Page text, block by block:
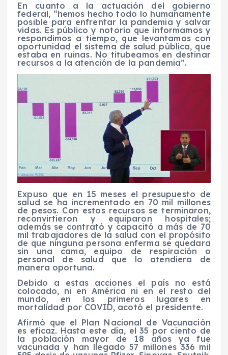
En cuanto a la actuación del gobierno
federal, “hemos hecho todo lo humanamente
posible para enfrentar la pandemia y salvar
vidas. Es público y notorio que informamos y
respondimos a tiempo, que levantamos con
oportunidad el sistema de salud pública, que
estaba en ruinas. No titubeamos en destinar
recursos a la atención de la pandemia”.
Expuso que en 15 meses el presupuesto de
salud se ha incrementado en 70 mil millones
de pesos. Con estos recursos se terminaron,
reconvirtieron y equiparon hospitales;
además se contrató y capacitó a más de 70
mil trabajadores de la salud con el propósito
de que ninguna persona enferma se quedara
sin una cama, equipo de respiración o
personal de salud que lo atendiera de
manera oportuna.
Debido a estas acciones el país no está
colocado, ni en América ni en el resto del
mundo, en los primeros lugares en
mortalidad por COVID, acotó el presidente.
Afirmó que el Plan Nacional de Vacunación
es eficaz. Hasta este día, el 35 por ciento de
la población mayor de 18 años ya fue
vacunada y han llegado 57 millones 336 mil